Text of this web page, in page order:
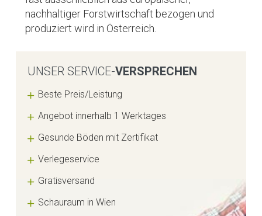
nachhaltiger Forstwirtschaft bezogen und
produziert wird in Österreich.
UNSER SERVICE-VERSPRECHEN
Beste Preis/Leistung
Angebot innerhalb 1 Werktages
Gesunde Böden mit Zertifikat
Verlegeservice
Gratisversand
Schauraum in Wien